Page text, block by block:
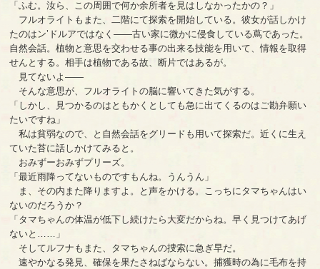
「ふむ。汝ら、この周囲で何か余所者を見はしなかったかの？」
フルオライトもまた、二階にて探索を開始している。彼女が話しかけ
たのはン’ドルアではなく――古い家に微かに侵食している蔦であった。
自然会話。植物と意思を交わせる事の出来る技能を用いて、情報を取得
せんとする。相手は植物である故、断片ではあるが。
見てないよ――
そんな意思が、フルオライトの脳に響いてきた気がする。
「しかし、見つかるのはともかくとしても急に出てくるのはご勘弁願い
たいですね」
私は貧弱なので、と自然会話をグリードも用いて探索だ。近くに生え
ていた苔に話しかけてみると。
おみずーおみずプリーズ。
「最近雨降ってないものですもんね。うんうん」
ま、その内また降りますよ。と声をかける。こっちにタマちゃんはい
ないのだろうか？
「タマちゃんの体温が低下し続けたら大変だからね。早く見つけてあげ
ないと……」
そしてルフナもまた、タマちゃんの捜索に急ぎ早だ。
速やかなる発見、確保を果たさねばならない。捕獲時の為に毛布を持